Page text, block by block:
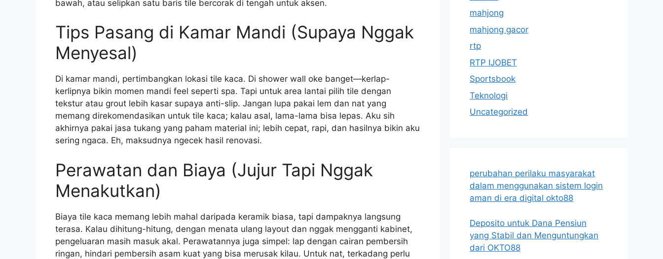
bawah, atau selipkan satu baris tile bercorak di tengah untuk aksen.
Tips Pasang di Kamar Mandi (Supaya Nggak
Menyesal)
Di kamar mandi, pertimbangkan lokasi tile kaca. Di shower wall oke banget—kerlap-
kerlipnya bikin momen mandi feel seperti spa. Tapi untuk area lantai pilih tile dengan
tekstur atau grout lebih kasar supaya anti-slip. Jangan lupa pakai lem dan nat yang
memang direkomendasikan untuk tile kaca; kalau asal, lama-lama bisa lepas. Aku sih
akhirnya pakai jasa tukang yang paham material ini; lebih cepat, rapi, dan hasilnya bikin aku
sering ngaca. Eh, maksudnya ngecek hasil renovasi.
Perawatan dan Biaya (Jujur Tapi Nggak
Menakutkan)
Biaya tile kaca memang lebih mahal daripada keramik biasa, tapi dampaknya langsung
terasa. Kalau dihitung-hitung, dengan menata ulang layout dan nggak mengganti kabinet,
pengeluaran masih masuk akal. Perawatannya juga simpel: lap dengan cairan pembersih
ringan, hindari pembersih asam kuat yang bisa merusak kilau. Untuk nat, terkadang perlu
mahjong
mahjong gacor
rtp
RTP IJOBET
Sportsbook
Teknologi
Uncategorized
perubahan perilaku masyarakat
dalam menggunakan sistem login
aman di era digital okto88
Deposito untuk Dana Pensiun
yang Stabil dan Menguntungkan
dari OKTO88